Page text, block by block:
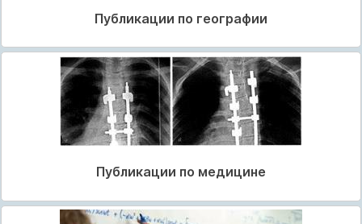
Публикации по географии
Публикации по медицине